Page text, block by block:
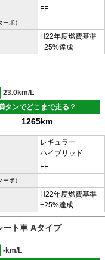
FF
ボ） -
H22年度燃費基準
+25%達成
23.0km/L
タンでどこまで走る？
1265km
レギュラー
ハイブリッド
FF
ボ） -
H22年度燃費基準
+25%達成
ート車 Aタイプ
-km/L